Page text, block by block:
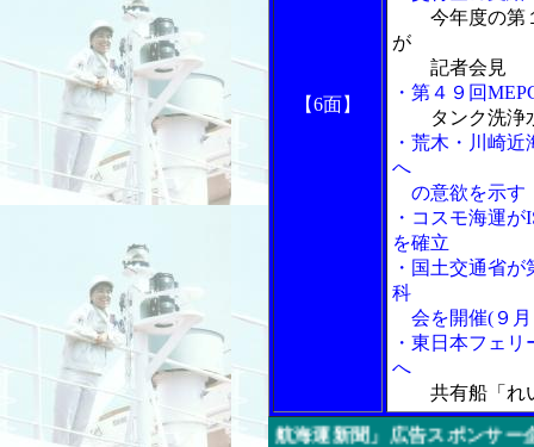
【6面】
今年度の第
が
記者会見
・第４９回
タンク洗浄
・荒木・川崎
へ
の意欲を示す
・コスモ海運
を確立
・国土交通省
科
会を開催(９月
・東日本フェ
へ
共有船「れ
今週の「内航海運新聞」広告スポンサー企業